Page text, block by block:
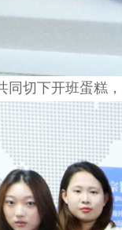
同切下开班蛋糕